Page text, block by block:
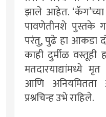
झाले आहेत.
पावणेतीनशे पुस्तके
परंतु, पुढे हा आकडा
काही दुर्मीळ
मतदारयाद्यांमध्ये
आणि अनियमितता
प्रश्नचिन्ह उभे राहिले.